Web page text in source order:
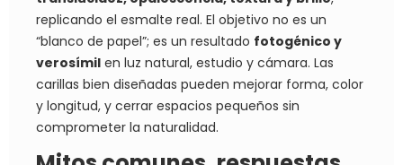
replicando el esmalte real. El objetivo no es un
“blanco de papel”; es un resultado fotogénico y
verosímil en luz natural, estudio y cámara. Las
carillas bien diseñadas pueden mejorar forma, color
y longitud, y cerrar espacios pequeños sin
comprometer la naturalidad.